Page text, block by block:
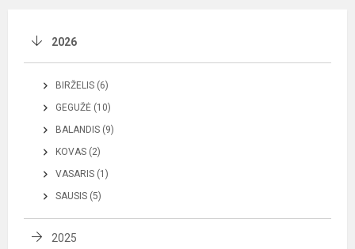
2026
BIRŽELIS (6)
GEGUŽĖ (10)
BALANDIS (9)
KOVAS (2)
VASARIS (1)
SAUSIS (5)
2025